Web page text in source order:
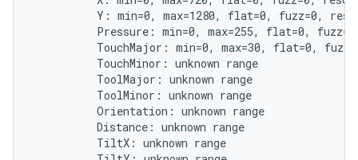
Y: min=0, max=1280, flat=0, fuzz=0,
Pressure: min=0, max=255, flat=0,
TouchMajor: min=0, max=30, flat=0,
          TouchMinor: unknown range
          ToolMajor: unknown range
          ToolMinor: unknown range
          Orientation: unknown range
          Distance: unknown range
          TiltX: unknown range